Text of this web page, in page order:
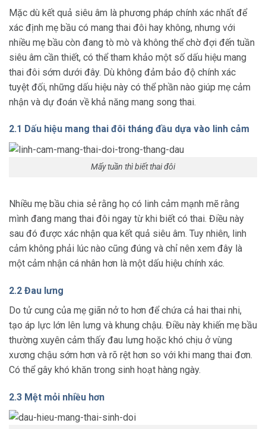
Mặc dù kết quả siêu âm là phương pháp chính xác nhất để
xác định mẹ bầu có mang thai đôi hay không, nhưng với
nhiều mẹ bầu còn đang tò mò và không thể chờ đợi đến tuần
siêu âm cần thiết, có thể tham khảo một số dấu hiệu mang
thai đôi sớm dưới đây. Dù không đảm bảo độ chính xác
tuyệt đối, những dấu hiệu này có thể phần nào giúp mẹ cảm
nhận và dự đoán về khả năng mang song thai.
2.1 Dấu hiệu mang thai đôi tháng đầu dựa vào linh cảm
Mấy tuần thì biết thai đôi
Nhiều mẹ bầu chia sẻ rằng họ có linh cảm mạnh mẽ rằng
mình đang mang thai đôi ngay từ khi biết có thai. Điều này
sau đó được xác nhận qua kết quả siêu âm. Tuy nhiên, linh
cảm không phải lúc nào cũng đúng và chỉ nên xem đây là
một cảm nhận cá nhân hơn là một dấu hiệu chính xác.
2.2 Đau lưng
Do tử cung của mẹ giãn nở to hơn để chứa cả hai thai nhi,
tạo áp lực lớn lên lưng và khung chậu. Điều này khiến mẹ bầu
thường xuyên cảm thấy đau lưng hoặc khó chịu ở vùng
xương chậu sớm hơn và rõ rệt hơn so với khi mang thai đơn.
Có thể gây khó khăn trong sinh hoạt hàng ngày.
2.3 Mệt mỏi nhiều hơn